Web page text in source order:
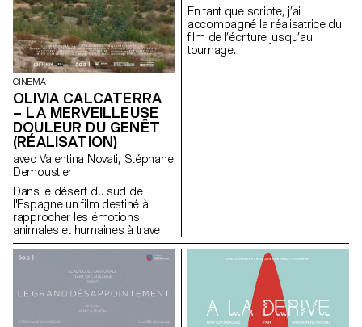
CINEMA
OLIVIA CALCATERRA
– LA MERVEILLEUSE
DOULEUR DU GENÊT
(RÉALISATION)
avec Valentina Novati, Stéphane
Demoustier
Dans le désert du sud de
l'Espagne un film destiné à
rapprocher les émotions
animales et humaines à travers
le traumatisme de l'abandon.
En tant que scripte, j’ai
accompagné la réalisatrice du
film de l’écriture jusqu’au
tournage.